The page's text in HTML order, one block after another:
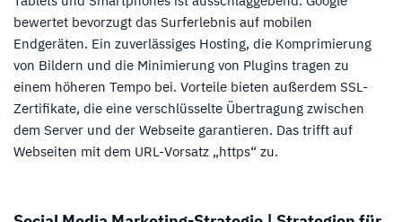
bewertet bevorzugt das Surferlebnis auf mobilen
Endgeräten. Ein zuverlässiges Hosting, die Komprimierung
von Bildern und die Minimierung von Plugins tragen zu
einem höheren Tempo bei. Vorteile bieten außerdem SSL-
Zertifikate, die eine verschlüsselte Übertragung zwischen
dem Server und der Webseite garantieren. Das trifft auf
Webseiten mit dem URL-Vorsatz „https“ zu.